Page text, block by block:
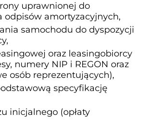
uprawnionej do
odpisów amortyzacyjnych,
samochodu do dyspozycji
oraz leasingobiorcy
numery NIP i REGON oraz
osób reprezentujących),
specyfikację
inicjalnego (opłaty